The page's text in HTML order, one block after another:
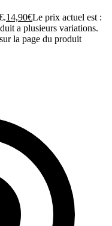
14,90€Le prix actuel est :
a plusieurs variations.
la page du produit